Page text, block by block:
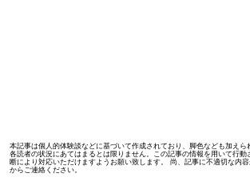
本記事は個人的体験談などに基づいて作成されており、脚色なども加えら
各読者の状況にあてはまるとは限りません。この記事の情報を用いて行
断により対応いただけますようお願い致します。 尚、記事に不適切な内
からご連絡ください。